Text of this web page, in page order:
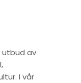
utbud av
I vår